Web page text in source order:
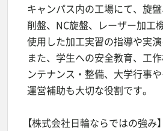
キャンパス内の工場にて、旋
削盤、NC旋盤、レーザー加工
使用した加工実習の指導や実演
また、学生への安全教育、工
ンテナンス・整備、大学行事
運営補助も大切な役割です。
【株式会社日輪ならではの強み】